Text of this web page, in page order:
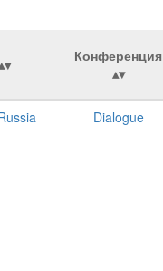
Конференция
Dialogue